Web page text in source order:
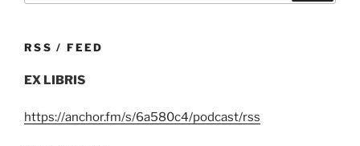
RSS / FEED
EX LIBRIS
https://anchor.fm/s/6a580c4/podcast/rss